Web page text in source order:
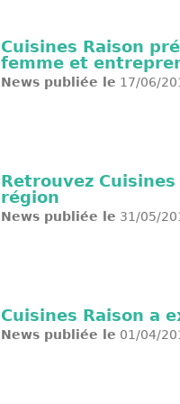
Cuisines Raison
femme et
News publiée le 17/06/
Retrouvez
région
News publiée le 31/05/
Cuisines Raison a
News publiée le 01/04/